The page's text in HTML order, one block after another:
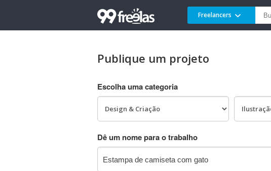
Freelancers
Publique um projeto
Escolha uma categoria
Dê um nome para o trabalho